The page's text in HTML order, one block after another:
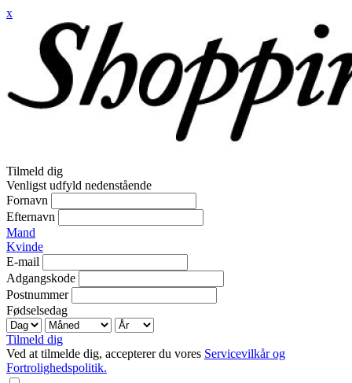
x
Tilmeld dig
Venligst udfyld nedenstående
Fornavn
Efternavn
Mand
Kvinde
E-mail
Adgangskode
Postnummer
Fødselsedag
Tilmeld dig
Ved at tilmelde dig, accepterer du vores Servicevilkår og
Fortrolighedspolitik.